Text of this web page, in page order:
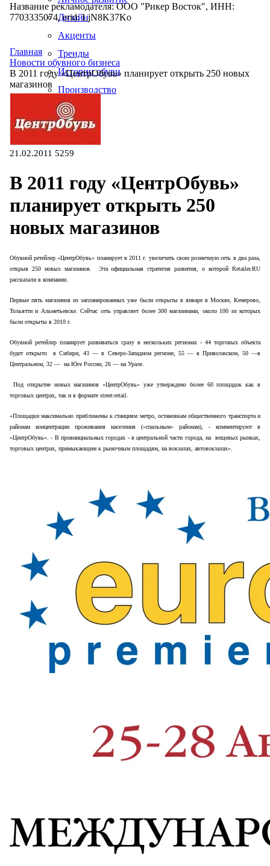
Дизайн
Акценты
Тренды
Истории обуви
Производство
Название рекламодателя: ООО "Рикер Восток", ИНН:
7703335074, erid: LjN8K37Ko
Главная
Новости обувного бизнеса
В 2011 году «ЦентрОбувь» планирует открыть 250 новых
магазинов
21.02.2011 5259
В 2011 году «ЦентрОбувь»
планирует открыть 250
новых магазинов
Обувной ретейлер «ЦентрОбувь» планирует в 2011 г. увеличить свою розничную сеть в два раза,
открыв 250 новых магазинов. Эта официальная стратегия развития, о которой Retailer.RU
рассказали в компании.
Первые пять магазинов из запланированных уже были открыты в январе в Москве, Кемерово,
Тольятти и Альметьевске. Сейчас сеть управляет более 300 магазинами, около 100 из которых
были открыты в 2010 г.
Обувной ретейлер планирует развиваться сразу в нескольких регионах - 44 торговых объекта
будет открыто в Сибири, 43 — в Северо-Западном регионе, 55 — в Приволжском, 50 —в
Центральном, 32 — на Юге России, 26 — на Урале.
Под открытие новых магазинов «ЦентрОбувь» уже утверждено более 60 площадок как в
торговых центрах, так и в формате street-retail.
«Площадки максимально приближены к станциям метро, остановкам общественного транспорта и
районам концентрации проживания населения («спальным» районам), - комментируют в
«ЦентрОбувь». - В провинциальных городах - в центральной части города, на вещевых рынках,
торговых центрах, примыкающим к рыночным площадям, на вокзалах, автовокзалах».